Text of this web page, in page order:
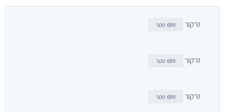
זרקור 699 מטר
זרקור 699 מטר
זרקור 699 מטר